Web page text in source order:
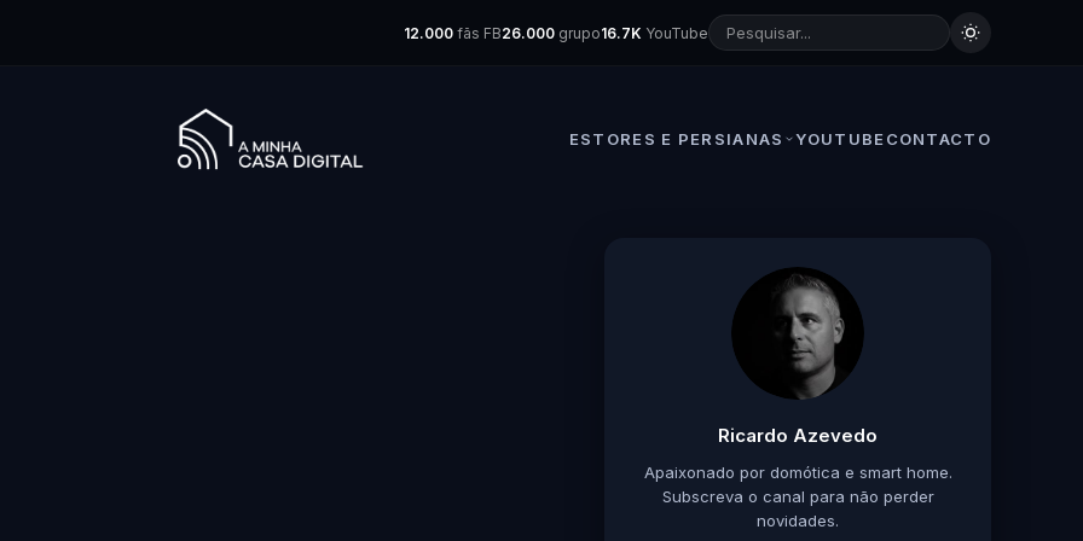
12.000 fãs FB26.000 grupo16.7K YouTube
ESTORES E PERSIANAS YOUTUBE CONTACTO
Ricardo Azevedo
Apaixonado por domótica e smart home.
Subscreva o canal para não perder
novidades.